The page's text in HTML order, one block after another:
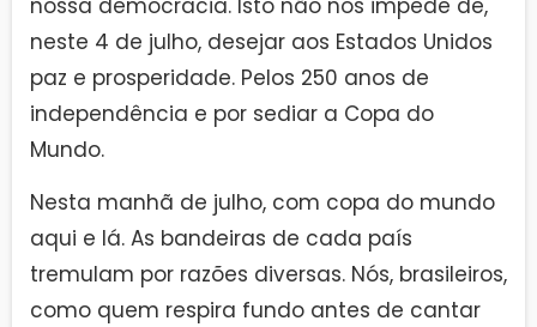
neste 4 de julho, desejar aos Estados Unidos
paz e prosperidade. Pelos 250 anos de
independência e por sediar a Copa do
Mundo.
Nesta manhã de julho, com copa do mundo
aqui e lá. As bandeiras de cada país
tremulam por razões diversas. Nós, brasileiros,
como quem respira fundo antes de cantar